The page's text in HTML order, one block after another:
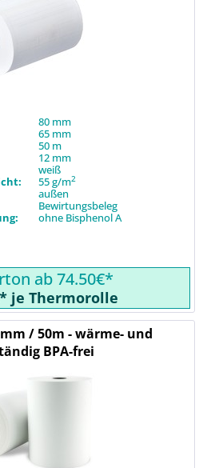
80 mm
65 mm
50 m
12 mm
weiß
55 g/m2
außen
Bewirtungsbeleg
ohne Bisphenol A
ab 74.50€*
je Thermorolle
/ 50m - wärme- und
BPA-frei